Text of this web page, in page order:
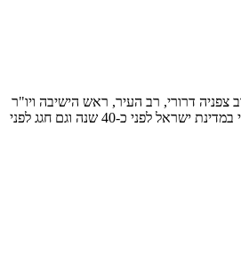
דרורי, רב העיר, ראש הישיבה ויו"ר
האגודה להתנדבות שנכח באירוע ואמר: "אני רוצה להתנצל בפני הנשיא ואנשיו על החריגה מתכנית הטקס, אך נמצא איתנו כאן מורי ורבי, הרב צפניה דרורי שייסד את השירות הלאומי במדינת ישראל לפני כ-40 שנה וגם חגג לפני